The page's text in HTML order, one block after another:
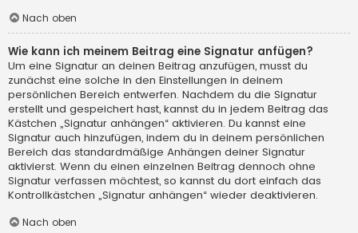
Nach oben
Wie kann ich meinem Beitrag eine Signatur anfügen?
Um eine Signatur an deinen Beitrag anzufügen, musst du
zunächst eine solche in den Einstellungen in deinem
persönlichen Bereich entwerfen. Nachdem du die Signatur
erstellt und gespeichert hast, kannst du in jedem Beitrag das
Kästchen „Signatur anhängen“ aktivieren. Du kannst eine
Signatur auch hinzufügen, indem du in deinem persönlichen
Bereich das standardmäßige Anhängen deiner Signatur
aktivierst. Wenn du einen einzelnen Beitrag dennoch ohne
Signatur verfassen möchtest, so kannst du dort einfach das
Kontrollkästchen „Signatur anhängen“ wieder deaktivieren.
Nach oben